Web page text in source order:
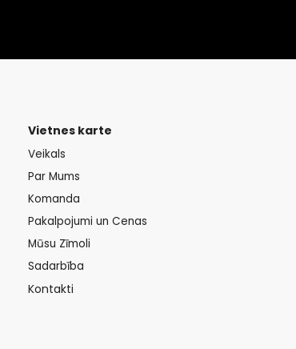
Vietnes karte
Veikals
Par Mums
Komanda
Pakalpojumi un Cenas
Mūsu Zīmoli
Sadarbība
Kontakti